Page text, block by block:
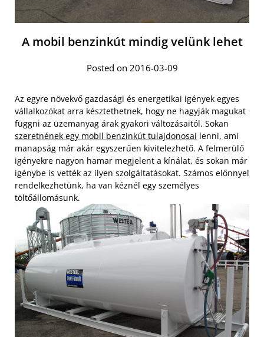
A mobil benzinkút mindig velünk lehet
Posted on 2016-03-09
Az egyre növekvő gazdasági és energetikai igények egyes
vállalkozókat arra késztethetnek, hogy ne hagyják magukat
függni az üzemanyag árak gyakori változásaitól. Sokan
szeretnének egy mobil benzinkút tulajdonosai lenni, ami
manapság már akár egyszerűen kivitelezhető. A felmerülő
igényekre nagyon hamar megjelent a kínálat, és sokan már
igénybe is vették az ilyen szolgáltatásokat. Számos előnnyel
rendelkezhetünk, ha van kéznél egy személyes
töltőállomásunk.